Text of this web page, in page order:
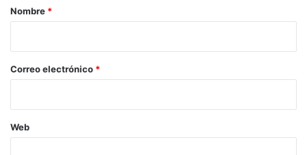
r
*
Nombre *
Correo electrónico *
Web